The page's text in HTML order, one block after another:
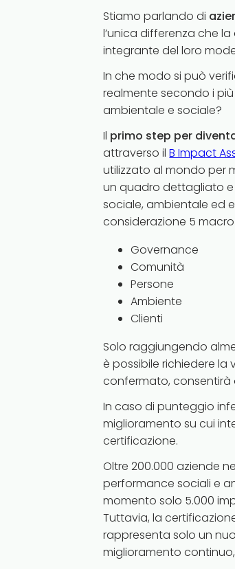
Stiamo parlando di
l’unica differenza che
integrante del loro
In che modo si può
realmente secondo i
ambientale e sociale?
Il primo step per
attraverso ilB Impact
utilizzato al mondo per
un quadro dettagliato
sociale, ambientale ed
considerazione 5
Governance
Comunità
Persone
Ambiente
Clienti
Solo raggiungendo
è possibile richiedere la
confermato, consentirà
In caso di punteggio
miglioramento su cui
certificazione.
Oltre 200.000 aziende
performance sociali e
momento solo 5.000
Tuttavia, la
rappresenta solo un
miglioramento